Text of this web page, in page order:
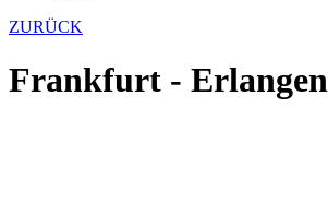
ZURÜCK
Frankfurt - Erlangen